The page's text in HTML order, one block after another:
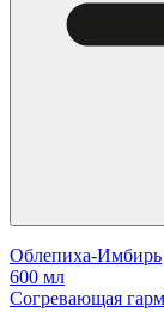
Облепиха-Имбирь
600 мл
Согревающая